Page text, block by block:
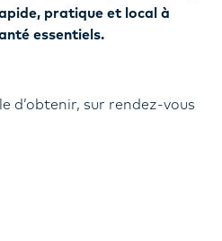
pratique et local à
essentiels.
d’obtenir, sur rendez-vous